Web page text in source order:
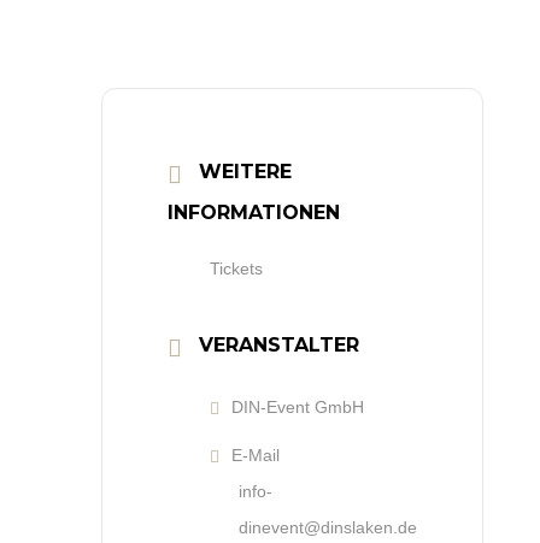
WEITERE
INFORMATIONEN
Tickets
VERANSTALTER
DIN-Event GmbH
E-Mail
info-
dinevent@dinslaken.de